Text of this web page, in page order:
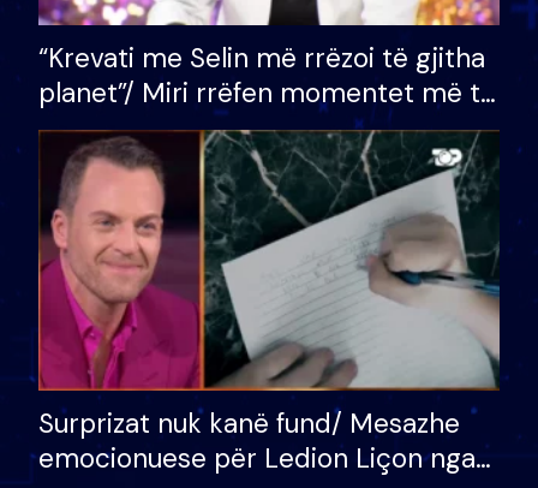
“Krevati me Selin më rrëzoi të gjitha
planet”/ Miri rrëfen momentet më të
bukura në shtëpinë e BB VIP: Do më
mungojë zilja e mëngjesit kur…
Surprizat nuk kanë fund/ Mesazhe
emocionuese për Ledion Liçon nga